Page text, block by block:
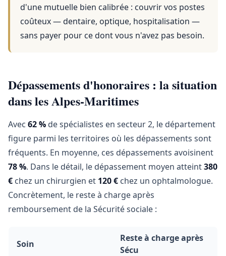
d'une mutuelle bien calibrée : couvrir vos postes
coûteux — dentaire, optique, hospitalisation —
sans payer pour ce dont vous n'avez pas besoin.
Dépassements d'honoraires : la situation
dans les Alpes-Maritimes
Avec 62 % de spécialistes en secteur 2, le département
figure parmi les territoires où les dépassements sont
fréquents. En moyenne, ces dépassements avoisinent
78 %. Dans le détail, le dépassement moyen atteint380
€ chez un chirurgien et 120 € chez un ophtalmologue.
Concrètement, le reste à charge après
remboursement de la Sécurité sociale :
Soin
Reste à charge après
Sécu